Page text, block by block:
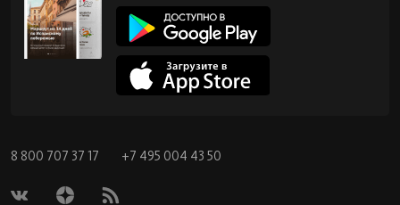
8 800 707 37 17 +7 495 004 43 50